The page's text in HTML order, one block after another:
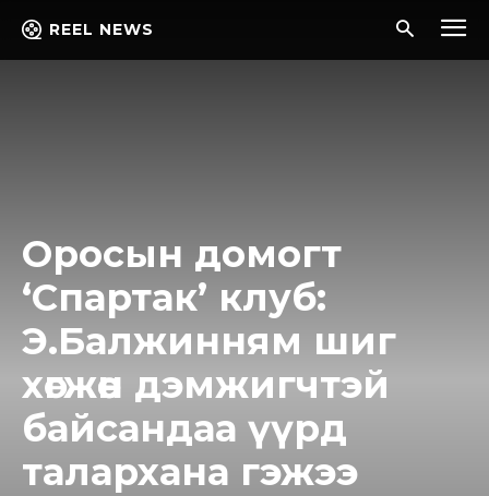
REEL NEWS
Оросын домогт
‘Спартак’ клуб:
Э.Балжинням шиг
хөгжөөн дэмжигчтэй
байсандаа үүрд
талархана гэжээ